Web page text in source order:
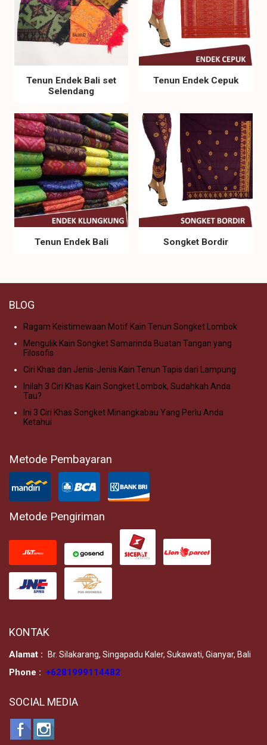
Tenun Endek Bali set
Selendang
Tenun Endek Cepuk
Tenun Endek Bali Songket Bordir
BLOG
Ragam Keistimewaan Motif Kain Tenun Songket Lombok
Mengulik Kain Songket Samarinda Buatan Tangan yang
Filosofis
Ciri Khas dan Jenis-Jenis Kain Tenun Tapis dari Lampung
Inilah 3 Ciri Khas Kain Songket Lombok, Sudahkah Anda
Tau?
Ini 3 Ciri Khas Songket Minangkabau Yang Perlu Anda
Ketahui
Metode Pembayaran
Metode Pengiriman
KONTAK
Alamat : Br. Silakarang, Singapadu Kaler, Sukawati, Gianyar, Bali
Phone : +6281999114482
SOCIAL MEDIA